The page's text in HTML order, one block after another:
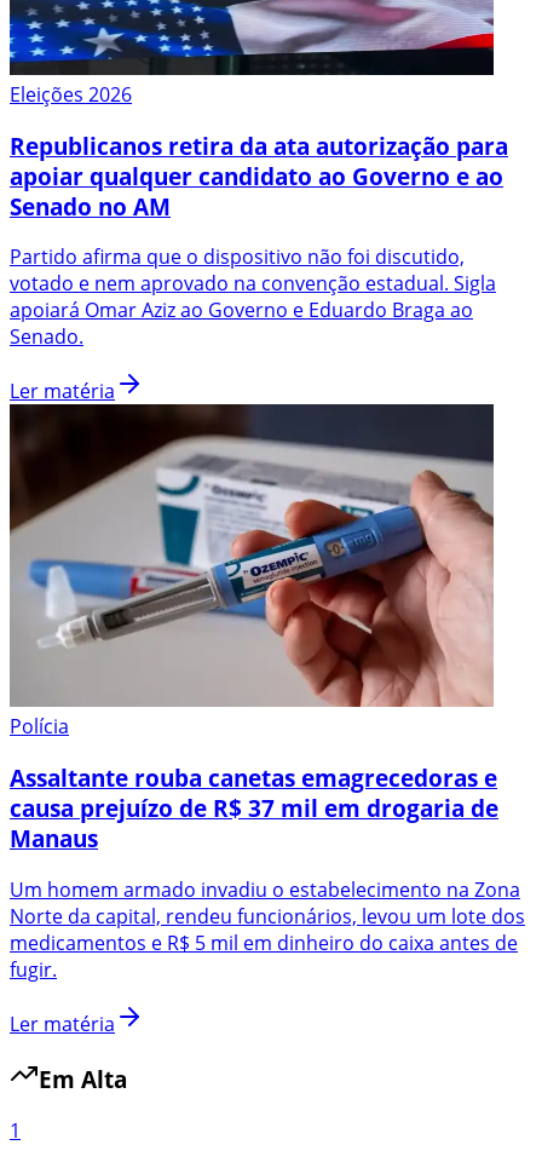
Eleições 2026
Republicanos retira da ata autorização para
apoiar qualquer candidato ao Governo e ao
Senado no AM
Partido afirma que o dispositivo não foi discutido,
votado e nem aprovado na convenção estadual. Sigla
apoiará Omar Aziz ao Governo e Eduardo Braga ao
Senado.
Ler matéria
Polícia
Assaltante rouba canetas emagrecedoras e
causa prejuízo de R$ 37 mil em drogaria de
Manaus
Um homem armado invadiu o estabelecimento na Zona
Norte da capital, rendeu funcionários, levou um lote dos
medicamentos e R$ 5 mil em dinheiro do caixa antes de
fugir.
Ler matéria
Em Alta
1